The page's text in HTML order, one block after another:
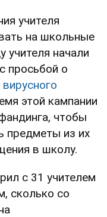
учителя
на школьные
учителя начали
просьбой о
этой кампании
чтобы
предметы из их
в школу.
с 31 учителем
сколько со